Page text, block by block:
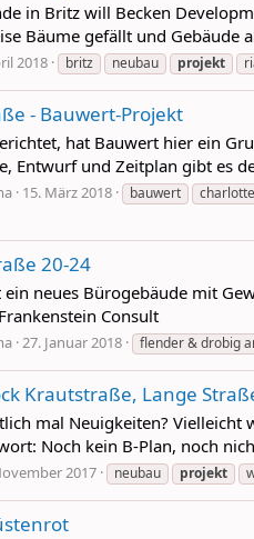
in Britz will Becken
Bäume gefällt und Gebäude
2018 britz neubau projekt
- Bauwert-Projekt
hat Bauwert hier ein
Entwurf und Zeitplan gibt es
15. März 2018 bauwert
20-24
neues Bürogebäude mit
Consult
27. Januar 2018 flender & drobig
Krautstraße, Lange
mal Neuigkeiten?
Noch kein B-Plan, noch
2017 neubau projekt